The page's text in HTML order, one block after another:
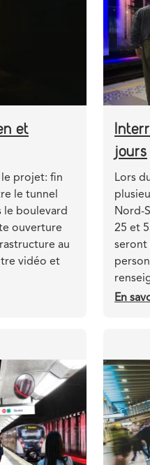
et
projet: fin
le tunnel
le boulevard
ouverture
au
vidéo et
jours
Teaser
Lors
Nord-
25 et
seront
En
Header
image
Image